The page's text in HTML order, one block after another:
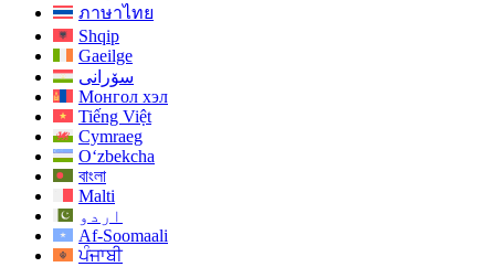
ภาษาไทย
Shqip
Gaeilge
سۆرانی
Монгол хэл
Tiếng Việt
Cymraeg
O‘zbekcha
বাংলা
Malti
اردو
Af-Soomaali
ਪੰਜਾਬੀ